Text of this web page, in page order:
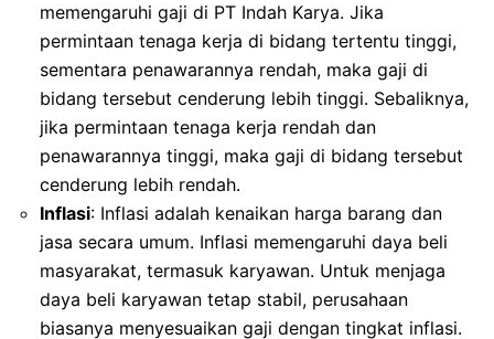
memengaruhi gaji di PT Indah Karya. Jika
permintaan tenaga kerja di bidang tertentu tinggi,
sementara penawarannya rendah, maka gaji di
bidang tersebut cenderung lebih tinggi. Sebaliknya,
jika permintaan tenaga kerja rendah dan
penawarannya tinggi, maka gaji di bidang tersebut
cenderung lebih rendah.
Inflasi: Inflasi adalah kenaikan harga barang dan
jasa secara umum. Inflasi memengaruhi daya beli
masyarakat, termasuk karyawan. Untuk menjaga
daya beli karyawan tetap stabil, perusahaan
biasanya menyesuaikan gaji dengan tingkat inflasi.